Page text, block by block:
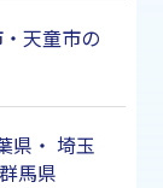
天童市の
県 ・ 埼玉
群馬県